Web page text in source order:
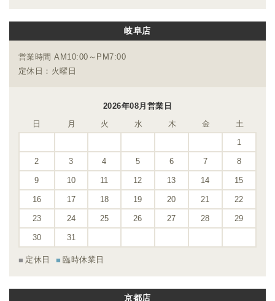
岐阜店
営業時間 AM10:00～PM7:00
定休日：火曜日
2026年08月営業日
日
月 火 水 木 金
土
1
2 3 4 5 6 7 8
9 10 11 12 13 14 15
16 17 18 19 20 21 22
23 24 25 26 27 28 29
30 31
定休日 臨時休業日
京都店